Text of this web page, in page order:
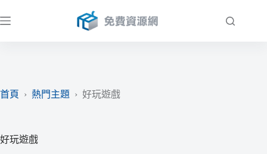
至
首頁
› 熱門主題 › 好玩遊戲
好玩遊戲